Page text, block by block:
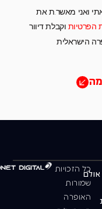
ואני מאשר.ת את
הפרטיות וקבלת דיוור
הישראלית
כל הזכויות
שמורות
האופרה